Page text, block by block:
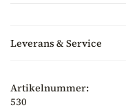
Leverans & Service
Artikelnummer:
530